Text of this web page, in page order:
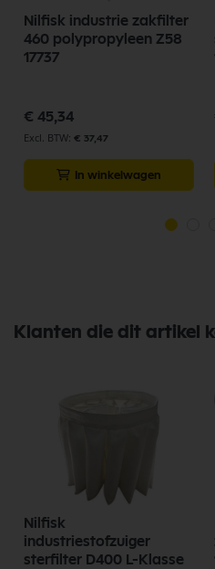
Nilfisk industrie zakfilter
460 polypropyleen Z58
17737
€ 45,34
€ 37,47
In winkelwagen
Klanten die dit artikel
Nilfisk
industriestofzuiger
sterfilter D400 L-Klasse